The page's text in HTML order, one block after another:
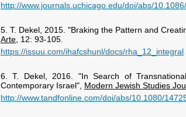
http://www.journals.uchicago.edu/doi/abs/
5. T. Dekel, 2015. "Braking the Pattern and
Arte , 12: 93-105.
https://issuu.com/ihafcshunl/docs/rha_12_integral
6. T. Dekel, 2016. "In Search of
Contemporary Israel", Modern Jewish Studies
http://www.tandfonline.com/doi/abs/10.1080/